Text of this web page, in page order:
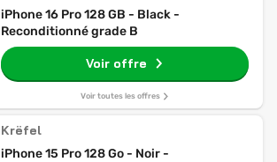
iPhone 16 Pro 128 GB - Black -
Reconditionné grade B
Voir offre
Voir toutes les offres
Krëfel
iPhone 15 Pro 128 Go - Noir -